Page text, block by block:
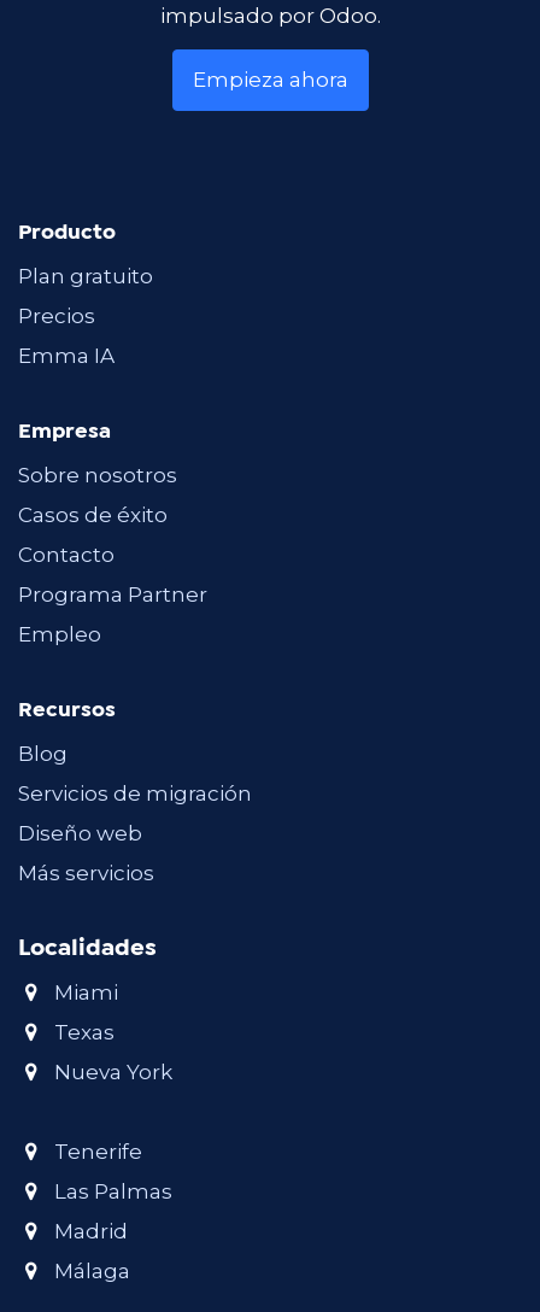
impulsado por Odoo.
Empieza ahora
Producto
Plan gratuito
Precios
Emma IA
Empresa
Sobre nosotros
Casos de éxito
Contacto
Programa Partner
Empleo
Recursos
Blog
Servicios de migración
Diseño web
Más servicios
Localidades
Miami
Texas
Nueva York
Tenerife
Las Palmas
Madrid
Málaga